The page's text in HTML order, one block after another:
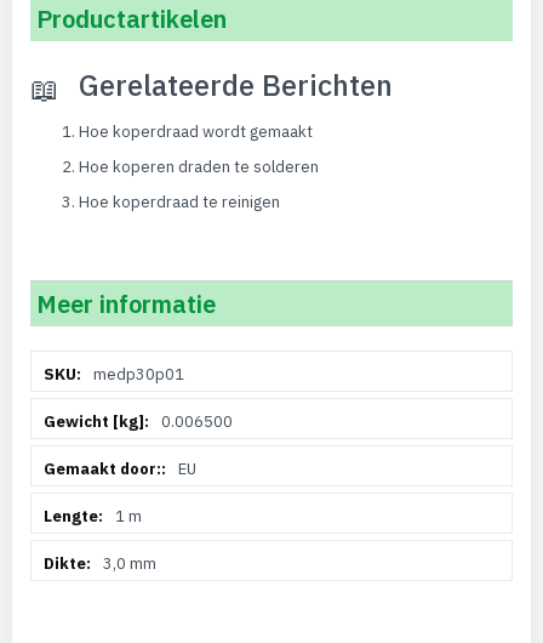
Productartikelen
Gerelateerde Berichten
Hoe koperdraad wordt gemaakt
Hoe koperen draden te solderen
Hoe koperdraad te reinigen
Meer informatie
informatiemedp30p01
0.006500
EU
1 m
3,0 mm